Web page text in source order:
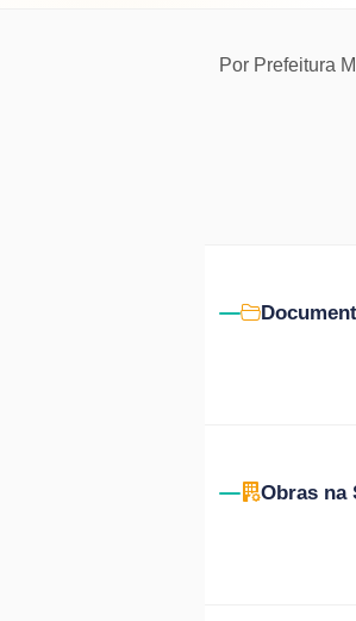
Por Prefeitura
Obras na